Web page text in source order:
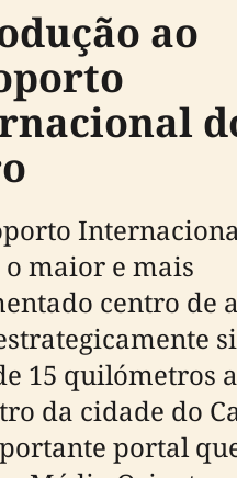
ao
o maior e mais
centro de
15 quilómetros
da cidade do
portal